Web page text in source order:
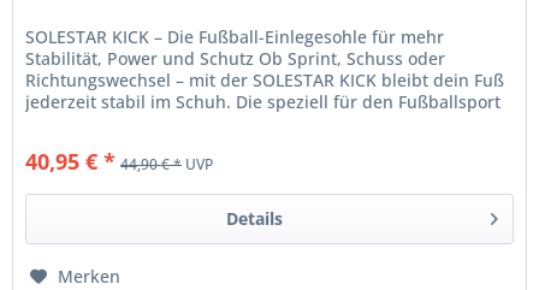
SOLESTAR KICK – Die Fußball-Einlegesohle für mehr
Stabilität, Power und Schutz Ob Sprint, Schuss oder
Richtungswechsel – mit der SOLESTAR KICK bleibt dein Fuß
jederzeit stabil im Schuh. Die speziell für den Fußballsport
40,95 € * 44,90 € *UVP
Details
Merken